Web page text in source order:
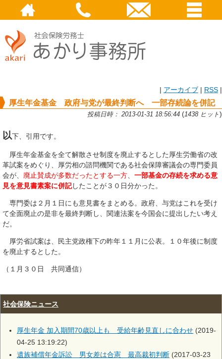
| アーカイブ | RSS |
厚生年金基金 政府与党が最終判断へ 一部存続論を併記
投稿日時： 2013-01-31 18:56:44 (1438 ヒット)
以下、引用です。
厚生年金基金を全て解散させ制度を廃止するとした厚生労働省の改
革試案をめぐり、厚労相の諮問機関である社会保障審議会の専門委員
会が、 廃止賛成が多数だったとする一方
一部基金の存続を求める意
見を意見書素案に併記したことが３０日分かった。
専門委は２月１日にも意見書をまとめる。政府、与党はこれを受け
て全面廃止の是非を最終判断し、関連法案を今国会に提出したい考え
だ。
厚労省試案は、民主党政権下の昨年１１月に公表。１０年後に制度
を廃止するとした。
（１月３０日 共同通信）
社会保険ニュース
厚生年金 加入期間70歳以上も 受給年齢見直しに合わせ (2019-
04-25 13:19:22)
遺族補償年金訴訟 男女差は合憲 最高裁初判断 (2017-03-23